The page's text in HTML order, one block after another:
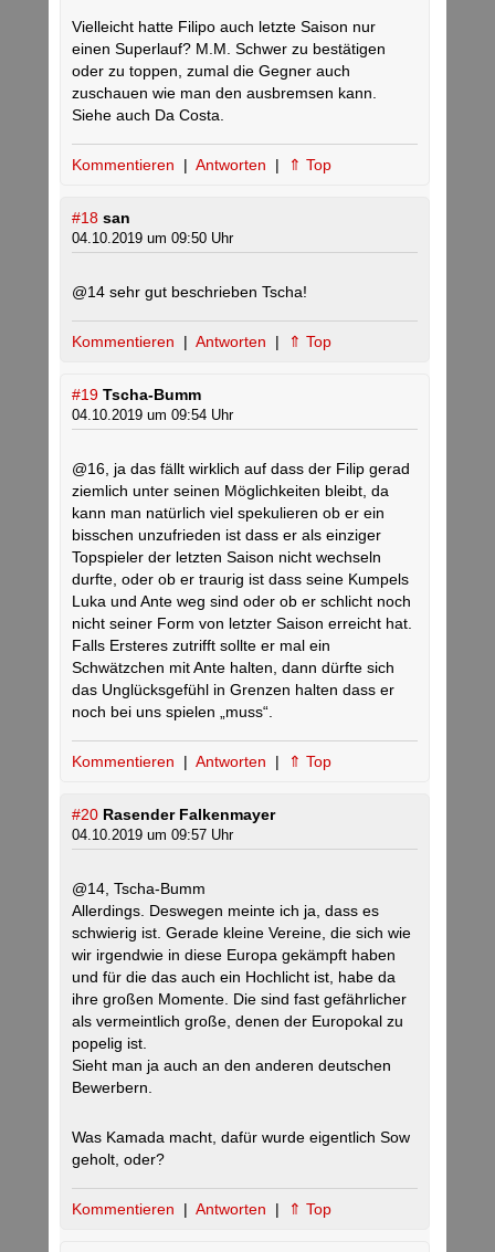
Vielleicht hatte Filipo auch letzte Saison nur
einen Superlauf? M.M. Schwer zu bestätigen
oder zu toppen, zumal die Gegner auch
zuschauen wie man den ausbremsen kann.
Siehe auch Da Costa.
Kommentieren | Antworten | ⇑ Top
#18 san
04.10.2019 um 09:50 Uhr
@14 sehr gut beschrieben Tscha!
Kommentieren | Antworten | ⇑ Top
#19 Tscha-Bumm
04.10.2019 um 09:54 Uhr
@16, ja das fällt wirklich auf dass der Filip gerad
ziemlich unter seinen Möglichkeiten bleibt, da
kann man natürlich viel spekulieren ob er ein
bisschen unzufrieden ist dass er als einziger
Topspieler der letzten Saison nicht wechseln
durfte, oder ob er traurig ist dass seine Kumpels
Luka und Ante weg sind oder ob er schlicht noch
nicht seiner Form von letzter Saison erreicht hat.
Falls Ersteres zutrifft sollte er mal ein
Schwätzchen mit Ante halten, dann dürfte sich
das Unglücksgefühl in Grenzen halten dass er
noch bei uns spielen „muss“.
Kommentieren | Antworten | ⇑ Top
#20 Rasender Falkenmayer
04.10.2019 um 09:57 Uhr
@14, Tscha-Bumm
Allerdings. Deswegen meinte ich ja, dass es
schwierig ist. Gerade kleine Vereine, die sich wie
wir irgendwie in diese Europa gekämpft haben
und für die das auch ein Hochlicht ist, habe da
ihre großen Momente. Die sind fast gefährlicher
als vermeintlich große, denen der Europokal zu
popelig ist.
Sieht man ja auch an den anderen deutschen
Bewerbern.
Was Kamada macht, dafür wurde eigentlich Sow
geholt, oder?
Kommentieren | Antworten | ⇑ Top